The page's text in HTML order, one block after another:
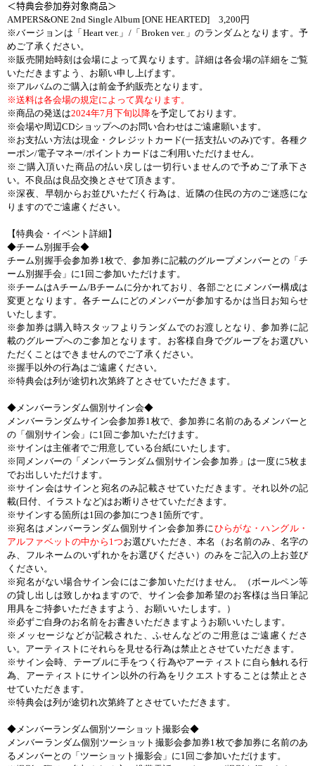
＜特典会参加券対象商品＞
AMPERS&ONE 2nd Single Album [ONE HEARTED]
3,200 円
※バージョンは「 Heart ver. 」 /「 Broken ver. 」のランダムとなります。予
めご了承ください。
※販売開始時刻は会場によって異なります。詳細は各会場の詳細をご覧
いただきますよう、お願い申し上げます。
※アルバムのご購入は前金予約販売となります。
※送料は各会場の規定によって異なります。
※商品の発送は2024年7 月下旬以降を予定しております。
※会場や周辺CDショップへのお問い合わせはご遠慮願います。
※お支払い方法は現金・クレジットカード(一括支払いのみ)です。各種ク
ーポン/電子マネー/ポイントカードはご利用いただけません。
※ご購入頂いた商品の払い戻しは一切行いませんので予めご了承下さ
い。不良品は良品交換とさせて頂きます。
※深夜、早朝からお並びいただく行為は、近隣の住民の方のご迷惑にな
りますのでご遠慮ください。
【特典会・イベント詳細】
◆チーム別握手会◆
チーム別握手会参加券1枚で、参加券に記載のグループメンバーとの「チ
ーム別握手会」に1 回ご参加いただけます。
※チームはAチーム/Bチームに分かれており、各部ごとにメンバー構成は
変更となります。各チームにどのメンバーが参加するかは当日お知らせ
いたします。
※参加券は購入時スタッフよりランダムでのお渡しとなり、参加券に記
載のグループへのご参加となります。お客様自身でグループをお選びい
ただくことはできませんのでご了承ください。
※握手以外の行為はご遠慮ください。
※特典会は列が途切れ次第終了とさせていただきます。
◆メンバーランダム個別サイン会◆
メンバーランダムサイン会参加券1枚で、参加券に名前のあるメンバーと
の「個別サイン会」に1 回ご参加いただけます。
※サインは主催者でご用意している台紙にいたします。
※同メンバーの「メンバーランダム個別サイン会参加券」は一度に5枚ま
でお出しいただけます。
※サイン会はサインと宛名のみ記載させていただきます。それ以外の記
載( 日付、イラストなど)はお断りさせていただきます。
※サインする箇所は1 回の参加につき 1箇所です。
※宛名はメンバーランダム個別サイン会参加券にひらがな・ハングル・
アルファベットの中から 1つお選びいただき、本名（お名前のみ、名字の
み、フルネームのいずれかをお選びください）のみをご記入の上お並び
ください。
※宛名がない場合サイン会にはご参加いただけません。（ボールペン等
の貸し出しは致しかねますので、サイン会参加希望のお客様は当日筆記
用具をご持参いただきますよう、お願いいたします。）
※必ずご自身のお名前をお書きいただきますようお願いいたします。
※メッセージなどが記載された、ふせんなどのご用意はご遠慮くださ
い。 アーティスト にそれらを見せる行為は禁止とさせていただきます。
※サイン会時、テーブルに手をつく行為やアーティスト に自ら触れる行
為、 アーティスト にサイン以外の行為をリクエストすることは禁止とさ
せていただきます。
※特典会は列が途切れ次第終了とさせていただきます。
◆メンバーランダム個別ツーショット撮影会◆
メンバーランダム個別ツーショット撮影会参加券1枚で参加券に名前のあ
るメンバーとの「ツーショット撮影会」に1 回ご参加いただけます。